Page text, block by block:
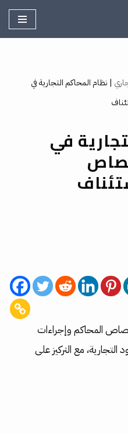
| نظام المحاكم التجارية في
في
المحاكم وإجراءات
التجارية، مع التركيز على